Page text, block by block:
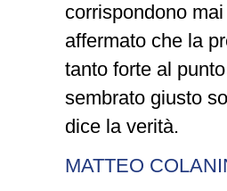
corrispondono
affermato che la
tanto forte al
sembrato giusto
dice la verità.
MATTEO